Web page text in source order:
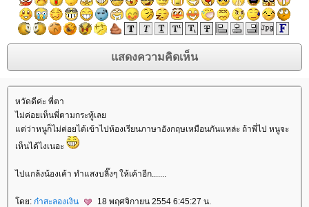
หวัดดีค่ะ พี่ตา
ไม่ค่อยเห็นพี่ตามกระทู้เล
ต่ว่าหนูก็ไม่ค่อยได้เข้าไปห้องเรียนภาษาอังกฤษเหมือนกันแหล่ะ ถ้าพี่ไป หนูจะ
เห็นได้ไงเนอะ
ไปแกล้งน้องเค้า ทำแสงบลิ๊งๆ ให้เค้าอีก.......
ดย: ก๋าสะลองเงิน 18 พฤศจิกายน 2554 6:45:27 น.